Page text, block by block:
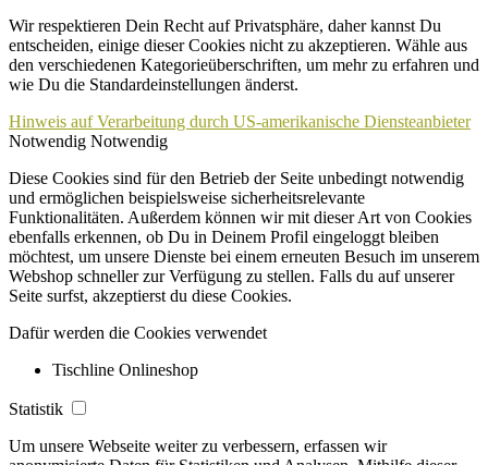
Wir respektieren Dein Recht auf Privatsphäre, daher kannst Du
entscheiden, einige dieser Cookies nicht zu akzeptieren. Wähle aus
den verschiedenen Kategorieüberschriften, um mehr zu erfahren und
wie Du die Standardeinstellungen änderst.
Hinweis auf Verarbeitung durch US-amerikanische Diensteanbieter
Notwendig Notwendig
Diese Cookies sind für den Betrieb der Seite unbedingt notwendig
und ermöglichen beispielsweise sicherheitsrelevante
Funktionalitäten. Außerdem können wir mit dieser Art von Cookies
ebenfalls erkennen, ob Du in Deinem Profil eingeloggt bleiben
möchtest, um unsere Dienste bei einem erneuten Besuch im unserem
Webshop schneller zur Verfügung zu stellen. Falls du auf unserer
Seite surfst, akzeptierst du diese Cookies.
Dafür werden die Cookies verwendet
Tischline Onlineshop
Statistik
Um unsere Webseite weiter zu verbessern, erfassen wir